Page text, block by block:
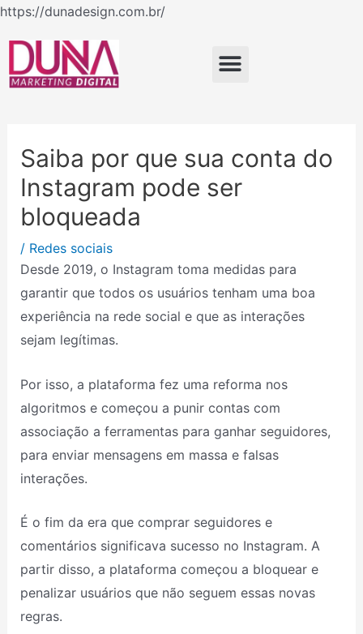
https://dunadesign.com.br/Ir
Menu
Saiba por que sua conta do
Instagram pode ser
bloqueada
/ Redes sociais
Desde 2019, o Instagram toma medidas para
garantir que todos os usuários tenham uma boa
experiência na rede social e que as interações
sejam legítimas.
Por isso, a plataforma fez uma reforma nos
algoritmos e começou a punir contas com
associação a ferramentas para ganhar seguidores,
para enviar mensagens em massa e falsas
interações.
É o fim da era que comprar seguidores e
comentários significava sucesso no Instagram. A
partir disso, a plataforma começou a bloquear e
penalizar usuários que não seguem essas novas
regras.
de
Post